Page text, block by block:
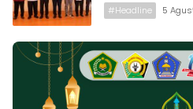
#Headline 5